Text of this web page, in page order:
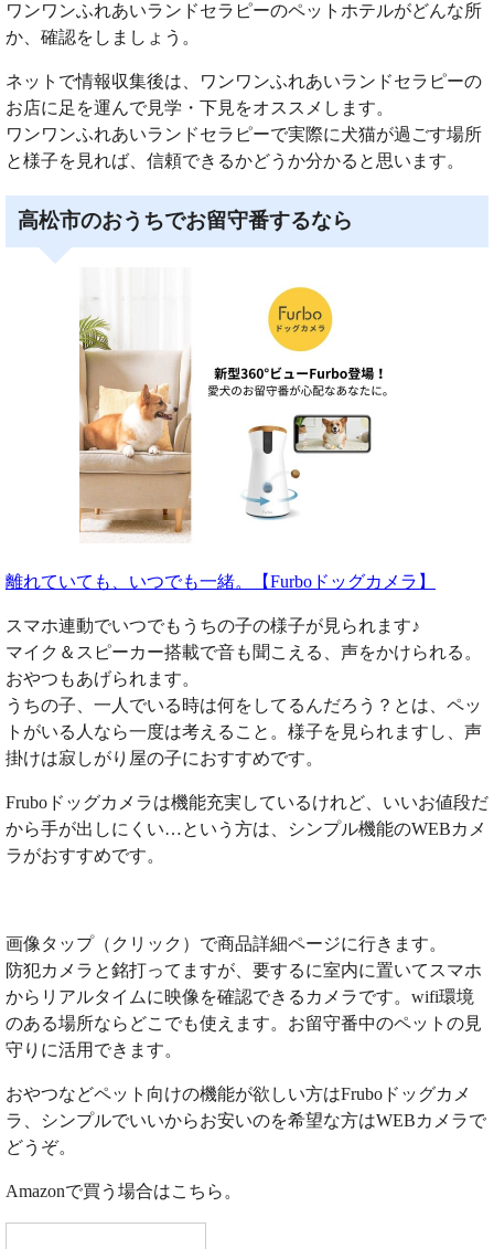
ワンワンふれあいランドセラピーのペットホテルがどんな所
か、確認をしましょう。
ネットで情報収集後は、ワンワンふれあいランドセラピーの
お店に足を運んで見学・下見をオススメします。
ワンワンふれあいランドセラピーで実際に犬猫が過ごす場所
と様子を見れば、信頼できるかどうか分かると思います。
高松市のおうちでお留守番するなら
離れていても、いつでも一緒。【Furboドッグカメラ】
スマホ連動でいつでもうちの子の様子が見られます♪
マイク＆スピーカー搭載で音も聞こえる、声をかけられる。
おやつもあげられます。
うちの子、一人でいる時は何をしてるんだろう？とは、ペッ
トがいる人なら一度は考えること。様子を見られますし、声
掛けは寂しがり屋の子におすすめです。
Fruboドッグカメラは機能充実しているけれど、いいお値段だ
から手が出しにくい…という方は、シンプル機能のWEBカメ
ラがおすすめです。
画像タップ（クリック）で商品詳細ページに行きます。
防犯カメラと銘打ってますが、要するに室内に置いてスマホ
からリアルタイムに映像を確認できるカメラです。wifi環境
のある場所ならどこでも使えます。お留守番中のペットの見
守りに活用できます。
おやつなどペット向けの機能が欲しい方はFruboドッグカメ
ラ、シンプルでいいからお安いのを希望な方はWEBカメラで
どうぞ。
Amazonで買う場合はこちら。